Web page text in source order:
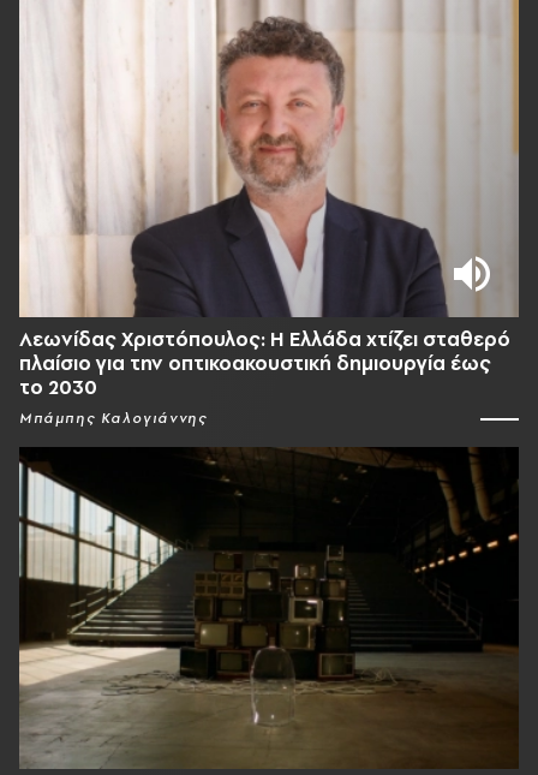
Λεωνίδας Χριστόπουλος: Η Ελλάδα χτίζει σταθερό
πλαίσιο για την οπτικοακουστική δημιουργία έως
το 2030
Μπάμπης Καλογιάννης